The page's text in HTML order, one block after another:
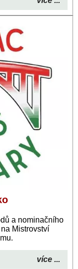
a nominačního
Mistrovství
více ...